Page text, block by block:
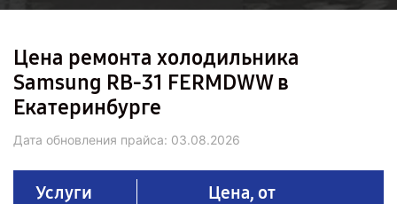
Цена ремонта холодильника
Samsung RB-31 FERMDWW в
Екатеринбурге
Дата обновления прайса: 03.08.2026
Услуги Цена, от